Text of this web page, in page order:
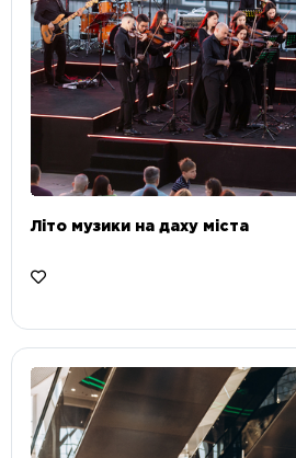
Літо музики на даху міста